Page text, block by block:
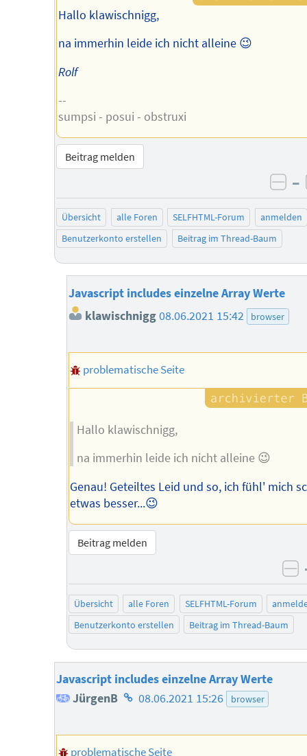
Hallo klawischnigg,
na immerhin leide ich nicht alleine 😉
Rolf
--
sumpsi - posui - obstruxi
Beitrag melden
–
Übersicht alle Foren SELFHTML-Forum
anmelden
Benutzerkonto erstellen
Beitrag im Thread-Baum
Javascript includes einzelne Array Werte
klawischnigg 08.06.2021 15:42 browser
problematische Seite
Hallo klawischnigg,
na immerhin leide ich nicht alleine 😉
Genau! Geteiltes Leid und so, ich fühl' mich
etwas besser...😉
Beitrag melden
Übersicht alle Foren SELFHTML-Forum
Benutzerkonto erstellen
Beitrag im Thread-Baum
Javascript includes einzelne Array Werte
JürgenB Homepage
Autors
08.06.2021 15:26 browser
problematische Seite